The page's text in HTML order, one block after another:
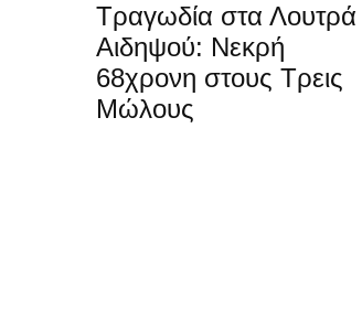
Τραγωδία στα Λουτρά
Αιδηψού: Νεκρή
68χρονη στους Τρεις
Μώλους